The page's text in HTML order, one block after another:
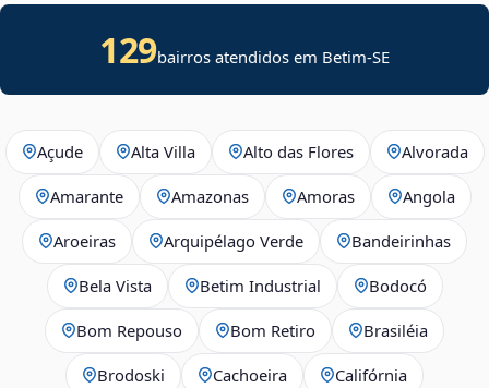
129bairros atendidos em Betim-SE
Açude Alta Villa Alto das Flores Alvorada
Amarante Amazonas Amoras Angola
Aroeiras Arquipélago Verde Bandeirinhas
Bela Vista Betim Industrial Bodocó
Bom Repouso Bom Retiro Brasiléia
Brodoski Cachoeira Califórnia